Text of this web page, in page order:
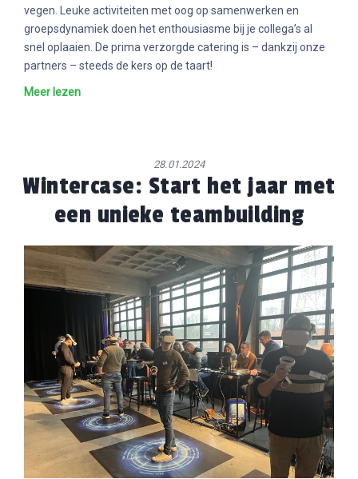
vegen. Leuke activiteiten met oog op samenwerken en
groepsdynamiek doen het enthousiasme bij je collega’s al
snel oplaaien. De prima verzorgde catering is – dankzij onze
partners – steeds de kers op de taart!
Meer lezen
28.01.2024
Wintercase: Start het jaar met
een unieke teambuilding